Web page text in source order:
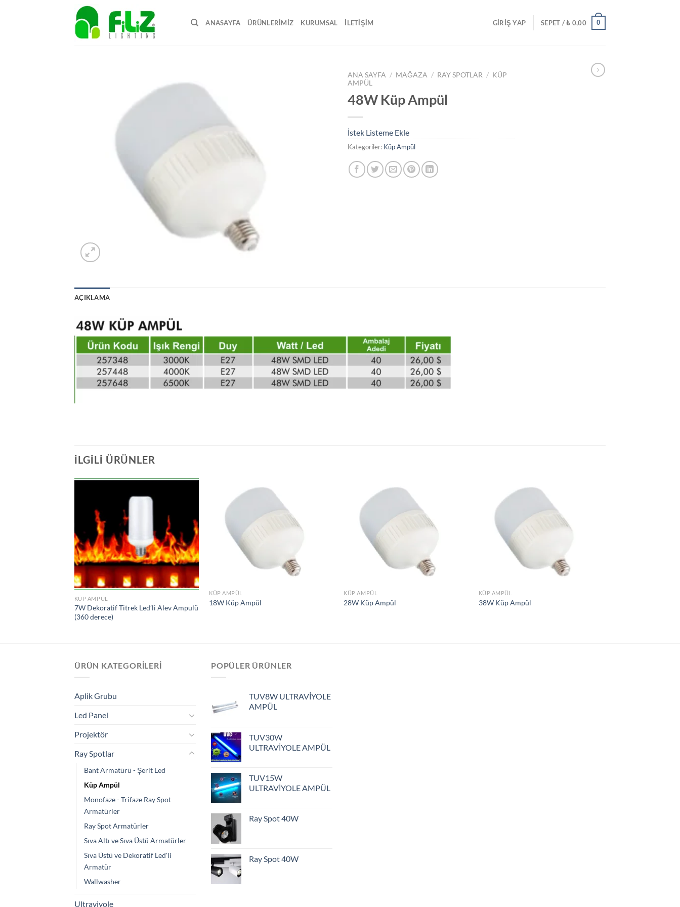
ANASAYFA ÜRÜNLERİMİZ KURUMSAL İLETİŞİM GIRIŞ YAP SEPET /₺ 0,00 0
ANA SAYFA / MAĞAZA / RAY SPOTLAR / KÜP
AMPÜL
48W Küp Ampül
İstek Listeme Ekle
Kategoriler: Küp Ampül
AÇIKLAMA
İLGILI ÜRÜNLER
KÜP AMPÜL
7W Dekoratif Titrek Led’li Alev Ampulü
(360 derece)
KÜP AMPÜL
18W Küp Ampül
KÜP AMPÜL
28W Küp Ampül
KÜP AMPÜL
38W Küp Ampül
ÜRÜN KATEGORILERI
Aplik Grubu
Led Panel
Projektör
Ray Spotlar
Bant Armatürü - Şerit Led
Küp Ampül
Monofaze - Trifaze Ray Spot
Armatürler
Ray Spot Armatürler
Sıva Altı ve Sıva Üstü Armatürler
Sıva Üstü ve Dekoratif Led'li
Armatür
Wallwasher
Ultraviyole
POPÜLER ÜRÜNLER
TUV8W ULTRAVİYOLE
AMPÜL
TUV30W
ULTRAVİYOLE AMPÜL
TUV15W
ULTRAVİYOLE AMPÜL
Ray Spot 40W
Ray Spot 40W